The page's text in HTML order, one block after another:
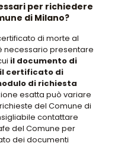
per richiedere
di Milano?
di morte al
necessario presentare
il documento di
certificato di
di richiesta
esatta può variare
del Comune di
contattare
del Comune per
dei documenti